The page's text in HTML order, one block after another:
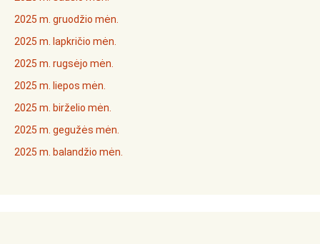
2025 m. gruodžio mėn.
2025 m. lapkričio mėn.
2025 m. rugsėjo mėn.
2025 m. liepos mėn.
2025 m. birželio mėn.
2025 m. gegužės mėn.
2025 m. balandžio mėn.